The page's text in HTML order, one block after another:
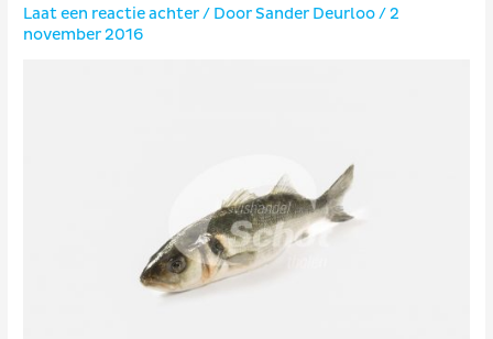
Laat een reactie achter/ DoorSander Deurloo/ 2
november 2016